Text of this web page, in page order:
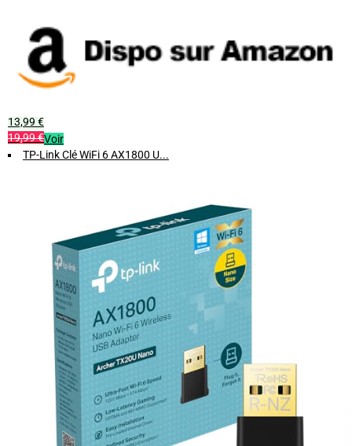
13,99 €
19,99 €Voir
TP-Link Clé WiFi 6 AX1800 U...